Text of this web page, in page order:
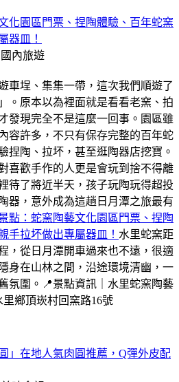
化園區門票、捏陶體驗、百年蛇窯
器皿！
國內旅遊
車埕、集集一帶，這次我們順遊了
」。原本以為裡面就是看看老窯、拍
發現完全不是這麼一回事。園區雖
容許多，不只有保存完整的百年蛇
捏陶、拉坏，甚至逛陶器店挖寶。
喜歡手作的人更是會玩到捨不得離
待了將近半天，孩子玩陶玩得超投
器，意外成為這趟日月潭之旅最有
點：蛇窯陶藝文化園區門票、捏陶
手拉坏做出專屬器皿！ 水里蛇窯距
，從日月潭開車過來也不遠，很適
身在山林之間，沿途環境清幽，一
氛圍。📍景點資訊｜水里蛇窯陶藝
鄉頂崁村回窯路16號
」在地人氣肉圓推薦，Q彈外皮配